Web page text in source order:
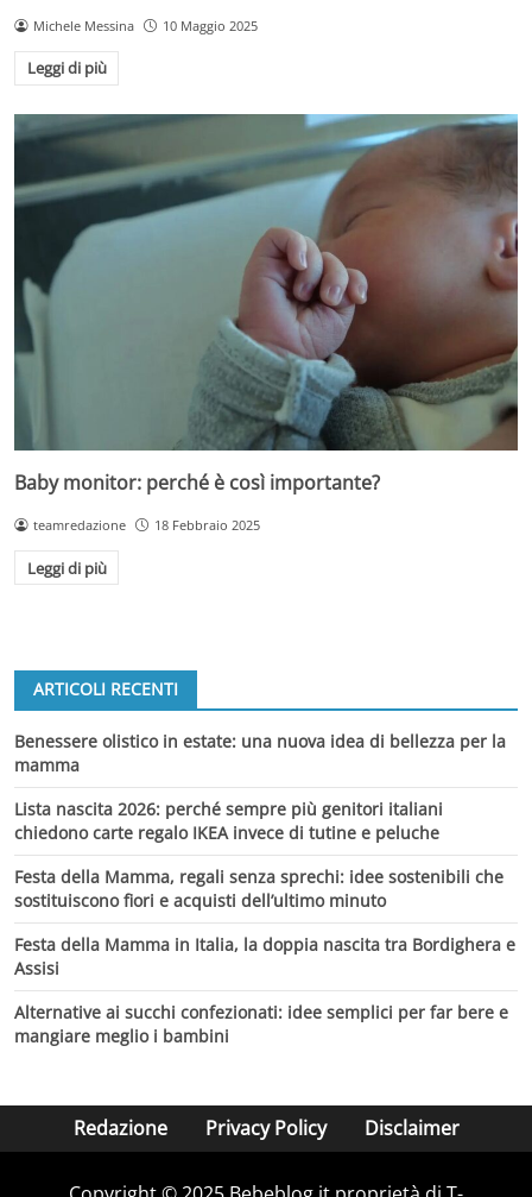
Michele Messina 10 Maggio 2025
Leggi di più
Baby monitor: perché è così importante?
teamredazione 18 Febbraio 2025
Leggi di più
ARTICOLI RECENTI
Benessere olistico in estate: una nuova idea di bellezza per la
mamma
Lista nascita 2026: perché sempre più genitori italiani
chiedono carte regalo IKEA invece di tutine e peluche
Festa della Mamma, regali senza sprechi: idee sostenibili che
sostituiscono fiori e acquisti dell’ultimo minuto
Festa della Mamma in Italia, la doppia nascita tra Bordighera e
Assisi
Alternative ai succhi confezionati: idee semplici per far bere e
mangiare meglio i bambini
Redazione Privacy Policy Disclaimer